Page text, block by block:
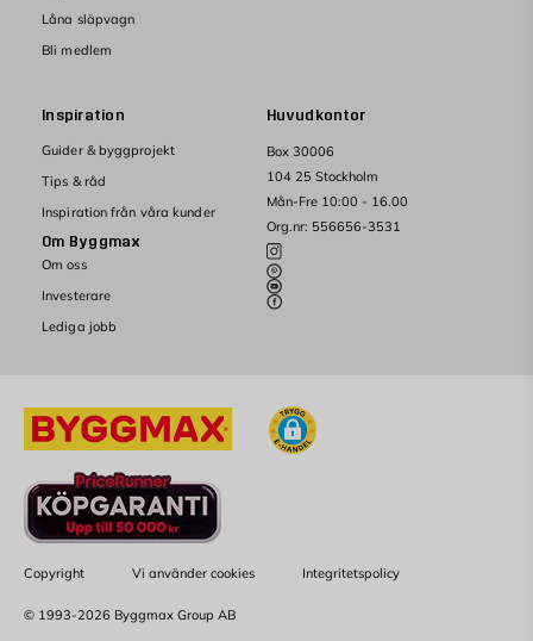
Huvudkontor
Box 30006
104 25 Stockholm
Mån-Fre 10:00 - 16.00
Org.nr: 556656-3531
Låna släpvagn
Bli medlem
Inspiration
Guider & byggprojekt
Tips & råd
Inspiration från våra kunder
Om Byggmax
Om oss
Investerare
Lediga jobb
Copyright Vi använder cookies Integritetspolicy
© 1993-2026 Byggmax Group AB